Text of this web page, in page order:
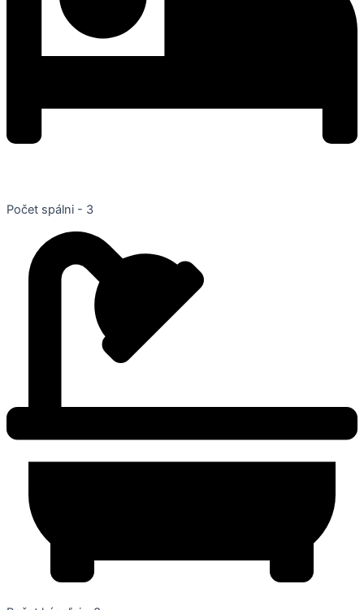
Počet spálni - 3